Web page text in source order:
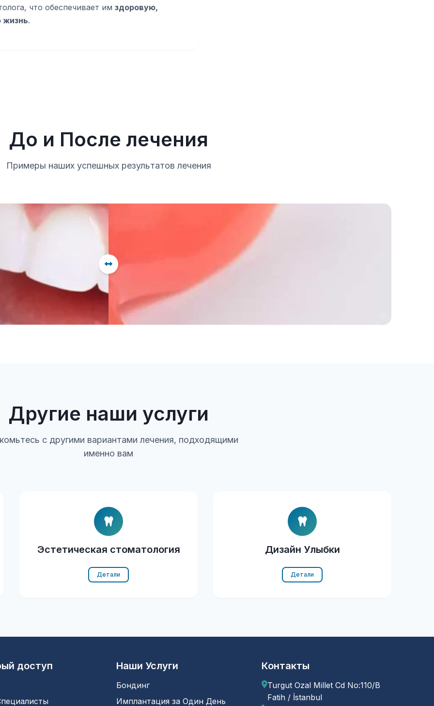
что обеспечивает им здоровую,
жизнь.
До и После лечения
Примеры наших успешных результатов лечения
Другие наши услуги
с другими вариантами лечения, подходящими
именно вам
Эстетическая стоматология
Детали
Дизайн Улыбки
Детали
доступ Наши Услуги
Бондинг
Имплантация за Один День
Контакты
Turgut Ozal Millet Cd No:110/B
Fatih / İstanbul